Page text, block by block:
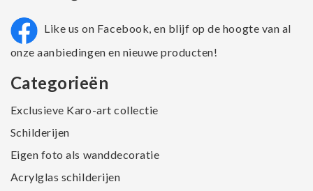
Like us on Facebook, en blijf op de hoogte van al
onze aanbiedingen en nieuwe producten!
Categorieën
Exclusieve Karo-art collectie
Schilderijen
Eigen foto als wanddecoratie
Acrylglas schilderijen